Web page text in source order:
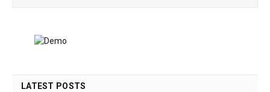
LATEST POSTS